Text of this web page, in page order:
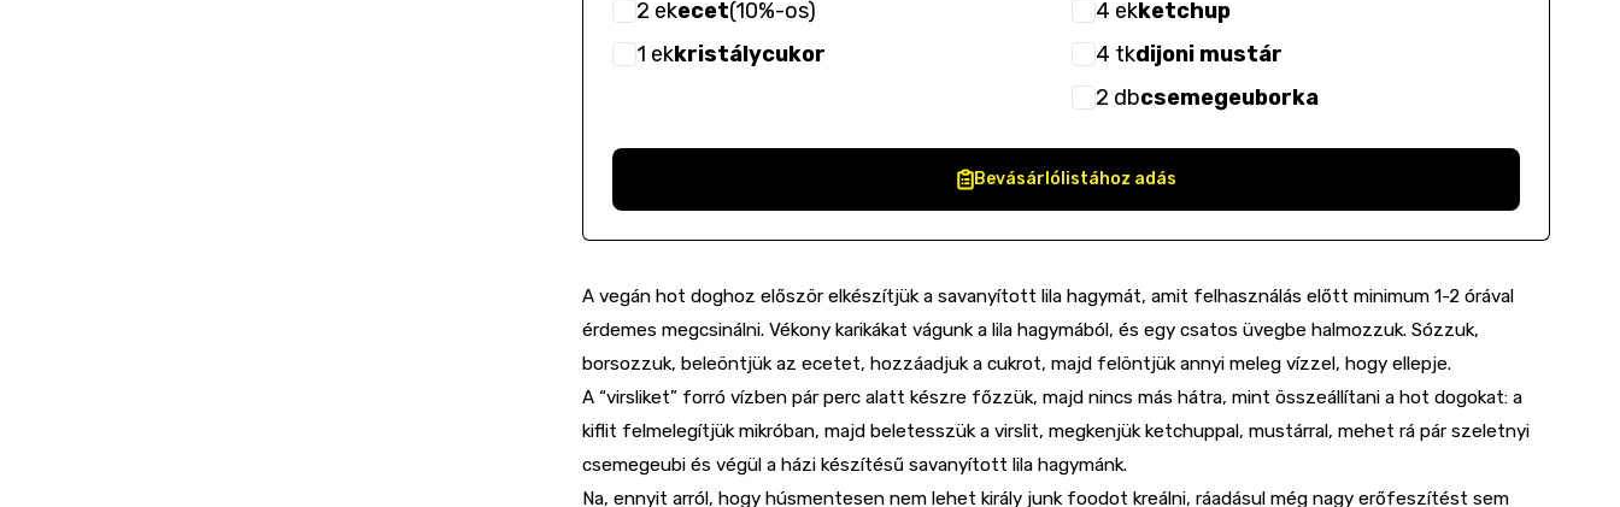
2 ekecet(10%-os)
1 ekkristálycukor
4 ekketchup
4 tkdijoni mustár
2 dbcsemegeuborka
Bevásárlólistához adás
A vegán hot doghoz először elkészítjük a savanyított lila hagymát, amit felhasználás előtt minimum 1-2 órával
érdemes megcsinálni. Vékony karikákat vágunk a lila hagymából, és egy csatos üvegbe halmozzuk. Sózzuk,
borsozzuk, beleöntjük az ecetet, hozzáadjuk a cukrot, majd felöntjük annyi meleg vízzel, hogy ellepje.
A “virsliket” forró vízben pár perc alatt készre főzzük, majd nincs más hátra, mint összeállítani a hot dogokat: a
kiflit felmelegítjük mikróban, majd beletesszük a virslit, megkenjük ketchuppal, mustárral, mehet rá pár szeletnyi
csemegeubi és végül a házi készítésű savanyított lila hagymánk.
Na, ennyit arról, hogy húsmentesen nem lehet király junk foodot kreálni, ráadásul még nagy erőfeszítést sem